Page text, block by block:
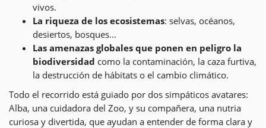
vivos.
La riqueza de los ecosistemas: selvas, océanos,
desiertos, bosques...
Las amenazas globales que ponen en peligro la
biodiversidad como la contaminación, la caza furtiva,
la destrucción de hábitats o el cambio climático.
Todo el recorrido está guiado por dos simpáticos avatares:
Alba, una cuidadora del Zoo, y su compañera, una nutria
curiosa y divertida, que ayudan a entender de forma clara y